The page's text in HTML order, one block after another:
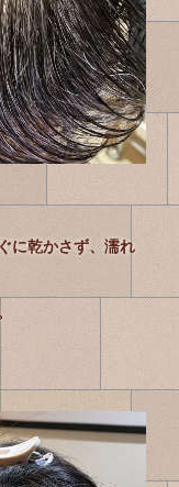
に乾かさず、濡れ